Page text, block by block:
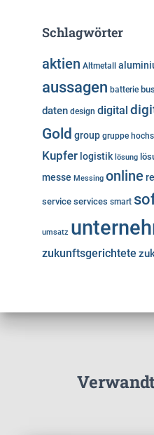
Schlagwörter
aktien Altmetall
aussagen batterie
daten design digital
Gold group gruppe
Kupfer logistik lösung
messe Messing online
service services smart
umsatz
zukunftsgerichtete